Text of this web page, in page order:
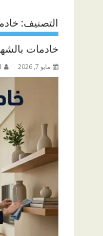
التصنيف:
خادمات بالشهر تبوك
مايو 7, 2026